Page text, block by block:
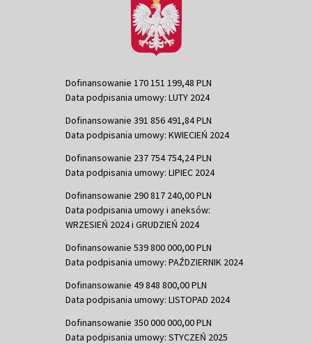
Dofinansowanie 170 151 199,48 PLN
Data podpisania umowy: LUTY 2024
Dofinansowanie 391 856 491,84 PLN
Data podpisania umowy: KWIECIEŃ 2024
Dofinansowanie 237 754 754,24 PLN
Data podpisania umowy: LIPIEC 2024
Dofinansowanie 290 817 240,00 PLN
Data podpisania umowy i aneksów:
WRZESIEŃ 2024 i GRUDZIEŃ 2024
Dofinansowanie 539 800 000,00 PLN
Data podpisania umowy: PAŹDZIERNIK 2024
Dofinansowanie 49 848 800,00 PLN
Data podpisania umowy: LISTOPAD 2024
Dofinansowanie 350 000 000,00 PLN
Data podpisania umowy: STYCZEŃ 2025